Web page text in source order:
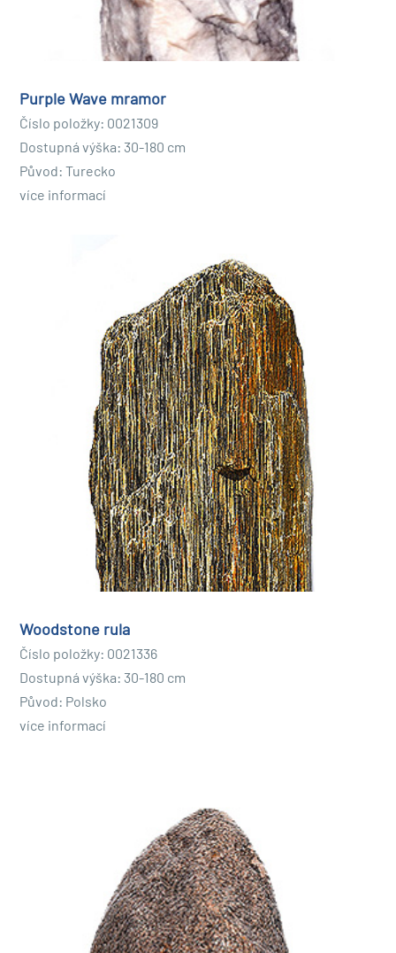
Purple Wave mramor
Číslo položky: 0021309
Dostupná výška: 30-180 cm
Původ: Turecko
více informací
Woodstone rula
Číslo položky: 0021336
Dostupná výška: 30-180 cm
Původ: Polsko
více informací